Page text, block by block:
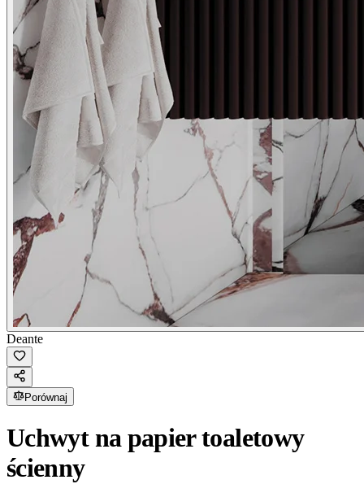
Deante
Porównaj
Uchwyt na papier toaletowy
ścienny